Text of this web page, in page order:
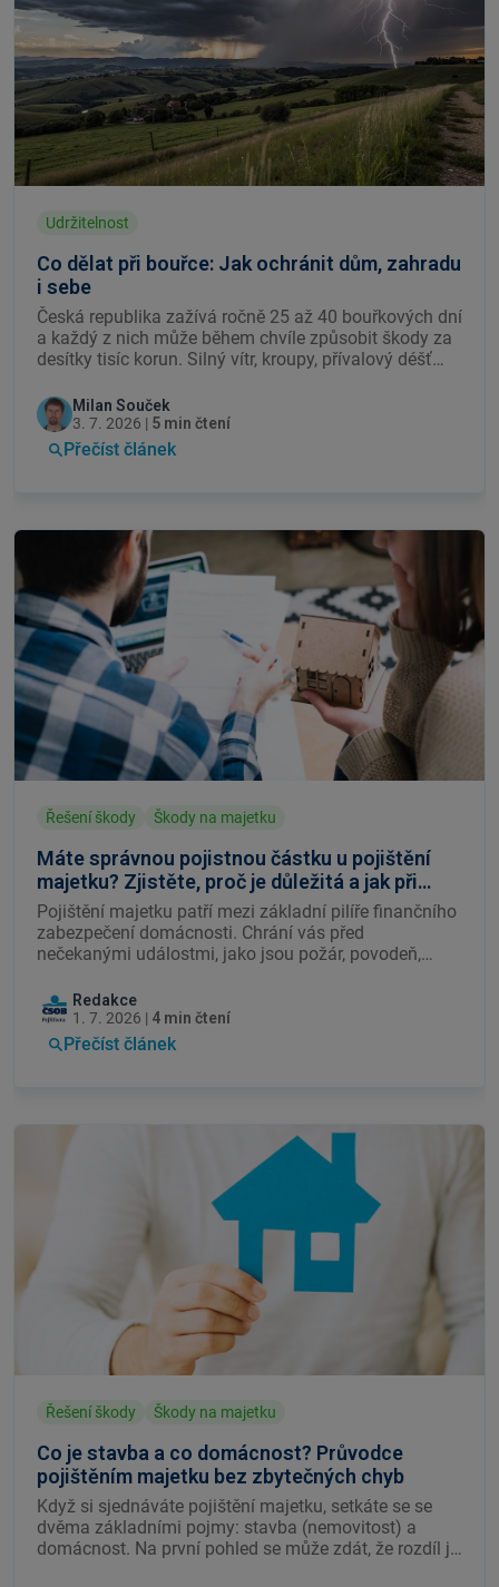
Udržitelnost
Co dělat při bouřce: Jak ochránit dům, zahradu
i sebe
Česká republika zažívá ročně 25 až 40 bouřkových dní
a každý z nich může během chvíle způsobit škody za
desítky tisíc korun. Silný vítr, kroupy, přívalový déšť
zahradu, auto i elektrické spotřebiče. Přitom řadě škod
jde předejít, pokud víte, co dělat – a co rozhodně ne.
Jak se na bouřku připravit, jak se chovat během ní a
Milan Souček
3. 7. 2026 | 5 min čtení
Přečíst článek
Řešení škody Škody na majetku
Máte správnou pojistnou částku u pojištění
majetku? Zjistěte, proč je důležitá a jak při
škodě ovlivní pojistné plnění.
Pojištění majetku patří mezi základní pilíře finančního
zabezpečení domácnosti. Chrání vás před
nečekanými událostmi, jako jsou požár, povodeň,
podceňuje jednu z nejdůležitějších částí smlouvy —
správné nastavení pojistné částky.
Redakce
1. 7. 2026 | 4 min čtení
Přečíst článek
Řešení škody Škody na majetku
Co je stavba a co domácnost? Průvodce
pojištěním majetku bez zbytečných chyb
Když si sjednáváte pojištění majetku, setkáte se se
dvěma základními pojmy: stavba (nemovitost) a
domácnost. Na první pohled se může zdát, že rozdíl je